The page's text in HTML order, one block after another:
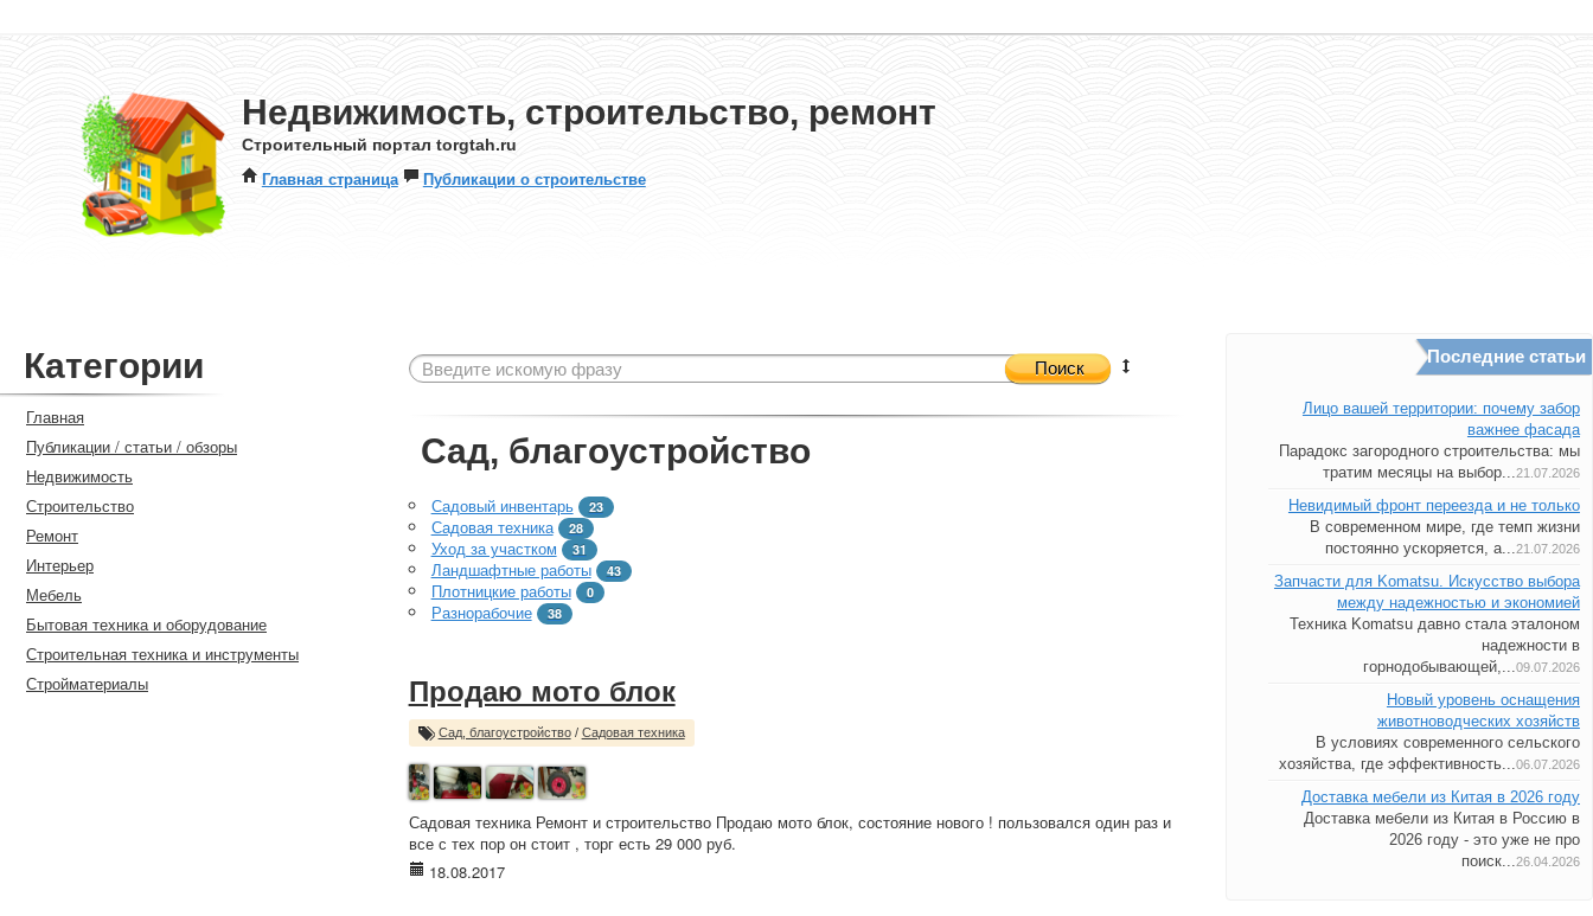
Недвижимость, строительство, ремонт
Строительный портал torgtah.ru
Главная страница Публикации о строительстве
Категории
Главная
Публикации / статьи / обзоры
Недвижимость
Строительство
Ремонт
Интерьер
Мебель
Бытовая техника и оборудование
Строительная техника и инструменты
Стройматериалы
Поиск
Сад, благоустройство
Садовый инвентарь 23
Садовая техника 28
Уход за участком 31
Ландшафтные работы 43
Плотницкие работы 0
Разнорабочие 38
Продаю мото блок
Сад, благоустройство/ Садовая техника
Садовая техника Ремонт и строительство Продаю мото блок, состояние нового ! пользовался один раз и
все с тех пор он стоит , торг есть 29 000 руб.
18.08.2017
Последние статьи
Лицо вашей территории: почему забор
важнее фасада
Парадокс загородного строительства: мы
тратим месяцы на выбор...21.07.2026
Невидимый фронт переезда и не только
В современном мире, где темп жизни
постоянно ускоряется, а...21.07.2026
Запчасти для Komatsu. Искусство выбора
между надежностью и экономией
Техника Komatsu давно стала эталоном
надежности в
горнодобывающей,...09.07.2026
Новый уровень оснащения
животноводческих хозяйств
В условиях современного сельского
хозяйства, где эффективность...06.07.2026
Доставка мебели из Китая в 2026 году
Доставка мебели из Китая в Россию в
2026 году - это уже не про
поиск...26.04.2026